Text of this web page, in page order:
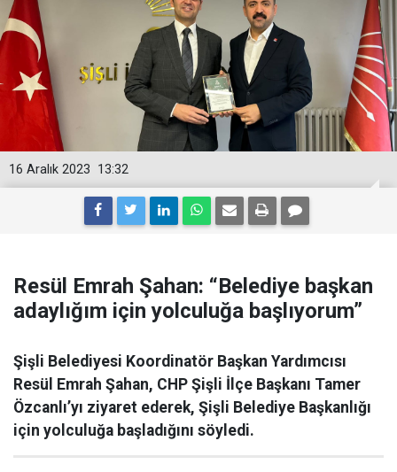
13:32
16 Aralık 2023
Resül Emrah Şahan: “Belediye başkan
adaylığım için yolculuğa başlıyorum”
Şişli Belediyesi Koordinatör Başkan Yardımcısı
Resül Emrah Şahan, CHP Şişli İlçe Başkanı Tamer
Özcanlı’yı ziyaret ederek, Şişli Belediye Başkanlığı
için yolculuğa başladığını söyledi.